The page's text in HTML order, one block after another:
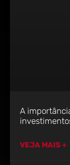
A
VEJA MAIS +